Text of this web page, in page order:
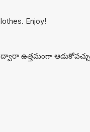
Enjoy!
ఉత్తమంగా